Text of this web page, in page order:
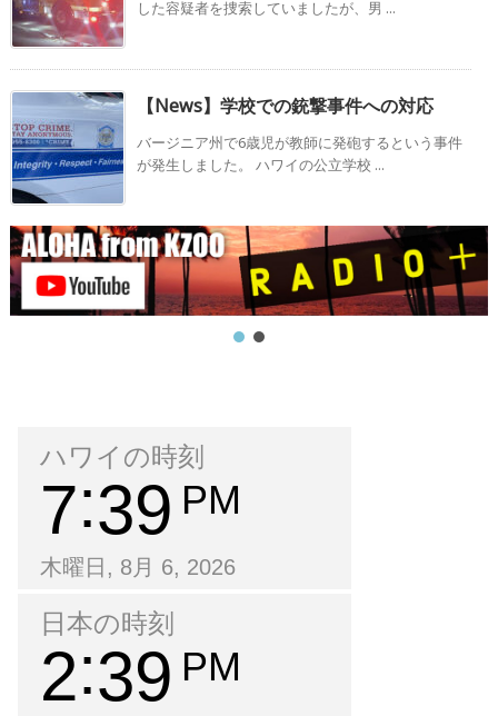
した容疑者を捜索していましたが、男 ...
【News】学校での銃撃事件への対応
バージニア州で6歳児が教師に発砲するという事件
が発生しました。 ハワイの公立学校 ...
ハワイの時刻
7 39 PM
木曜日, 8月 6, 2026
日本の時刻
2 39 PM